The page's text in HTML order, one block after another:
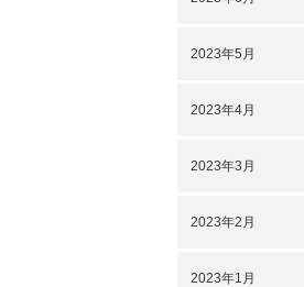
2023年5月
2023年4月
2023年3月
2023年2月
2023年1月